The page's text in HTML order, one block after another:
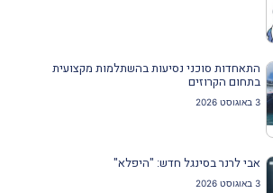
התאחדות סוכני נסיעות בהשתלמות מקצועית
בתחום הקרוזים
3 באוגוסט 2026
אבי לרנר בסינגל חדש: "היפלא"
3 באוגוסט 2026